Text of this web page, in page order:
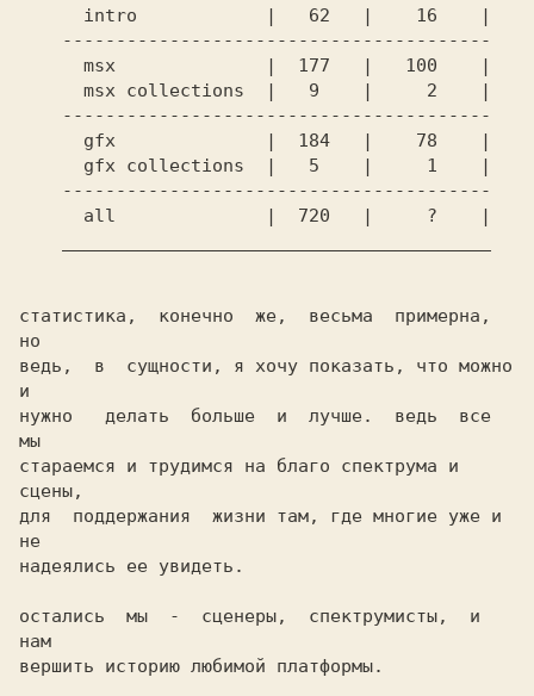
статистика,  конечно  же,  весьма  примерна,
но
ведь,  в  сущности, я хочу показать, что можно
и
нужно   делать  больше  и  лучше.  ведь  все
мы
стараемся и трудимся на благо спектрума и
сцены,
для  поддержания  жизни там, где многие уже и
не
надеялись ее увидеть.
остались  мы  -  сценеры,  спектрумисты,  и
нам
вершить историю любимой платформы.